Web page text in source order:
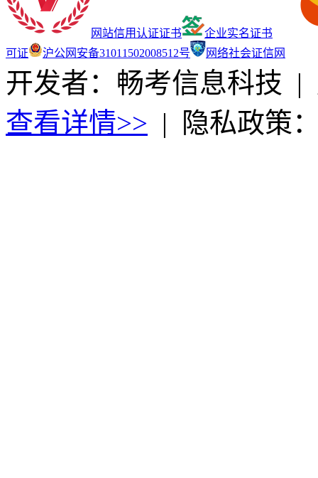
网站信用认证证书
企业实名证书
可证
沪公网安备31011502008512号 网络社会证信网
开发者：畅考信息科技 |
查看详情>> | 隐私政策